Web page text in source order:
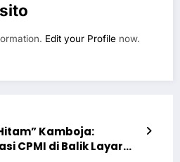
Edit your Profile now.
Kamboja:
CPMI di Balik Layar